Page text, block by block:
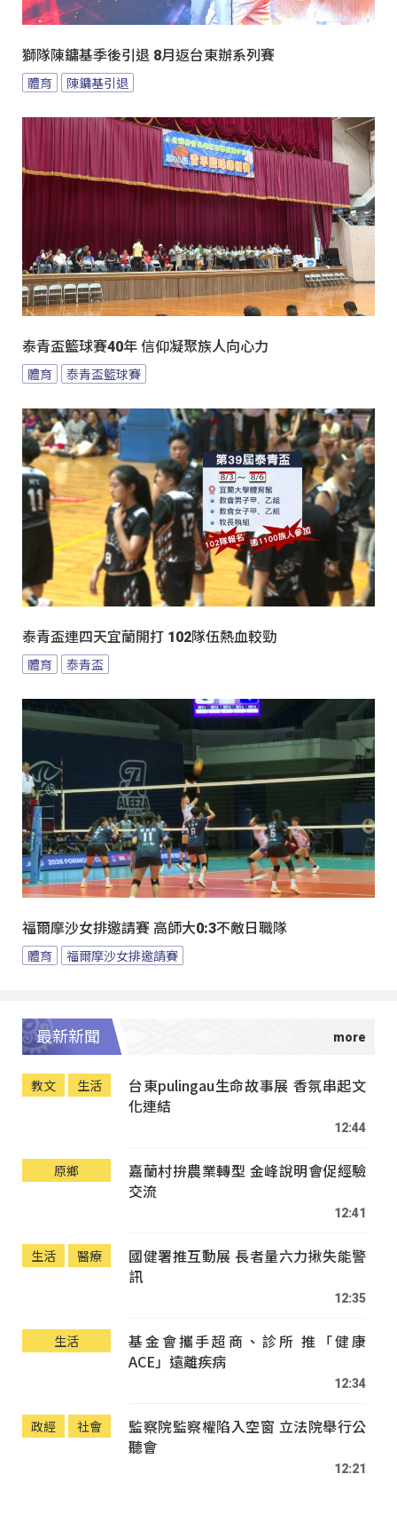
獅隊陳鏞基季後引退 8月返台東辦系列賽
體育 陳鏞基引退
泰青盃籃球賽40年 信仰凝聚族人向心力
體育 泰青盃籃球賽
泰青盃連四天宜蘭開打 102隊伍熱血較勁
體育 泰青盃
福爾摩沙女排邀請賽 高師大0:3不敵日職隊
體育 福爾摩沙女排邀請賽
最新新聞
教文 生活
台東pulingau生命故事展 香氛串起文
化連結
12:44
原鄉
嘉蘭村拚農業轉型 金峰說明會促經驗
交流
12:41
生活 醫療
國健署推互動展 長者量六力揪失能警
訊
12:35
生活
基金會攜手超商、診所 推「健康
ACE」遠離疾病
12:34
政經 社會
監察院監察權陷入空窗 立法院舉行公
聽會
12:21